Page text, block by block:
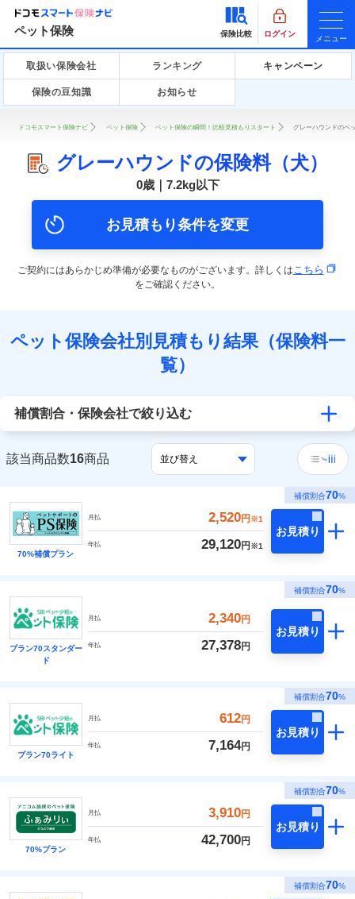
ペット保険 保険比較 ログイン
メニュー
取扱い保険会社 ランキング キャンペーン
保険の豆知識 お知らせ
ドコモスマート保険ナビ ペット保険 ペット保険の瞬間！比較見積もりスタート グレーハウンドのペ
グレーハウンドの保険料（犬）
0歳｜7.2kg以下
お見積もり条件を変更
ご契約にはあらかじめ準備が必要なものがございます。詳しくはこちら
をご確認ください。
ペット保険会社別見積もり結果（保険料一
覧）
補償割合・保険会社で絞り込む
該当商品数16商品
補償割合70%
70%補償プラン
月払 2,520円 ※1
年払 29,120円 ※1
お見積り
補償割合70%
プラン70スタンダー
ド
月払 2,340円
年払 27,378円
お見積り
補償割合70%
プラン70ライト
月払 612円
年払 7,164円
お見積り
補償割合70%
70%プラン
月払 3,910円
年払 42,700円
お見積り
補償割合70%